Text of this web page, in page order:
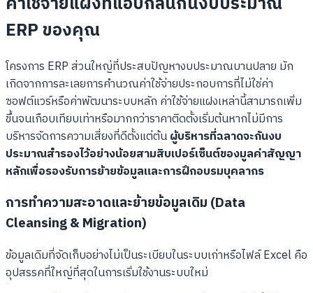
ERP ของคุณ
โครงการ ERP ส่วนใหญ่ที่ประสบปัญหางบประมาณบานปลาย มัก
เกิดจากการละเลยการคำนวณค่าใช้จ่ายประกอบการที่ไม่ใช่ค่า
ซอฟต์แวร์หรือค่าพัฒนาระบบหลัก ค่าใช้จ่ายแฝงเหล่านี้สามารถเพิ่ม
ขึ้นจนเกือบเทียบเท่าหรือมากกว่าราคาติดตั้งเริ่มต้นหากไม่มีการ
บริหารจัดการความเสี่ยงที่ดีตั้งแต่ต้นผู้บริหารที่ฉลาดจะกันงบ
ประมาณสำรองไว้อย่างน้อยสามสิบเปอร์เซ็นต์ของมูลค่าสัญญา
หลักเพื่อรองรับการย้ายข้อมูลและการฝึกอบรมบุคลากร
การทำความสะอาดและย้ายข้อมูลเดิม (Data
Cleansing & Migration)
ข้อมูลเดิมที่จัดเก็บอย่างไม่เป็นระเบียบในระบบเก่าหรือไฟล์ Excel คือ
อุปสรรคที่ใหญ่ที่สุดในการเริ่มใช้งานระบบใหม่